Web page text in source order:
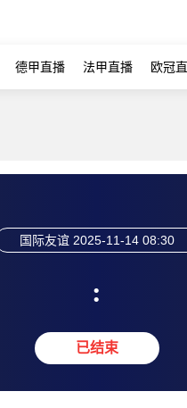
德甲直播 法甲直播 欧冠
国际友谊 2025-11-14 08:30
:
已结束